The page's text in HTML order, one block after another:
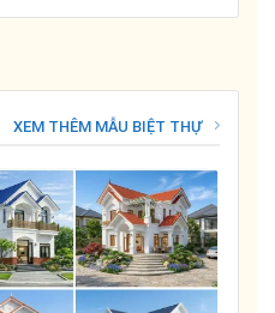
XEM THÊM MẪU BIỆT THỰ